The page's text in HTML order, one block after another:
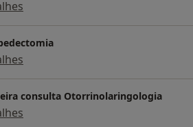
consulta Otorrinolaringologia